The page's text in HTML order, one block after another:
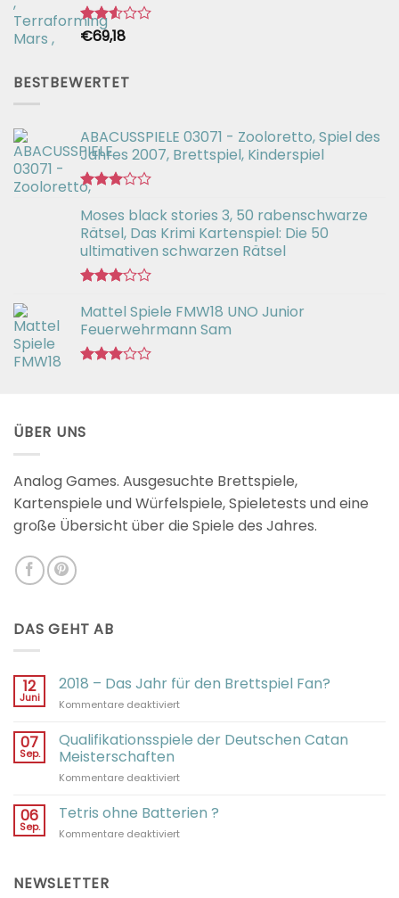
Bewertet
von 5
€69,18
BESTBEWERTET
ABACUSSPIELE 03071 - Zooloretto, Spiel des
Jahres 2007, Brettspiel, Kinderspiel
mit
3.02
von 5
Moses black stories 3, 50 rabenschwarze
Rätsel, Das Krimi Kartenspiel: Die 50
ultimativen schwarzen Rätsel
mit
3.00
von 5
Mattel Spiele FMW18 UNO Junior
Feuerwehrmann Sam
ÜBER UNS
Analog Games. Ausgesuchte Brettspiele,
Kartenspiele und Würfelspiele, Spieletests und eine
große Übersicht über die Spiele des Jahres.
DAS GEHT AB
12
Juni
2018 – Das Jahr für den Brettspiel Fan?
Kommentare deaktiviertfür
–
Das
für
Brettspiel
07
Sep.
Qualifikationsspiele der Deutschen Catan
Meisterschaften
Kommentare deaktiviertfür
der
Deutschen
Catan
06
Sep.
Tetris ohne Batterien ?
Kommentare deaktiviertfür
NEWSLETTER